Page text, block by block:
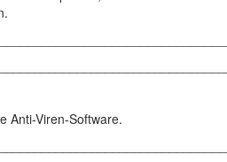
Anti-Viren-Software.